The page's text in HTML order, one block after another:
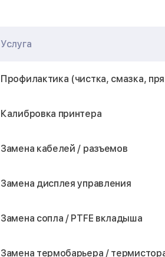
Услуга
Профилактика (чистка, смазка,
Калибровка принтера
Замена кабелей / разъемов
Замена дисплея управления
Замена сопла / PTFE вкладыша
Замена термобарьера /